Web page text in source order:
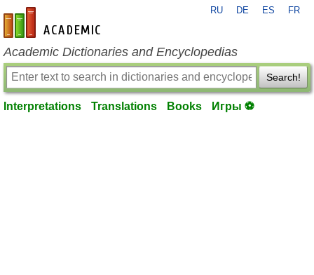
en-academic.com
RU DE ES FR
Academic Dictionaries and Encyclopedias
Search!
Interpretations Translations Books Игры ⚽